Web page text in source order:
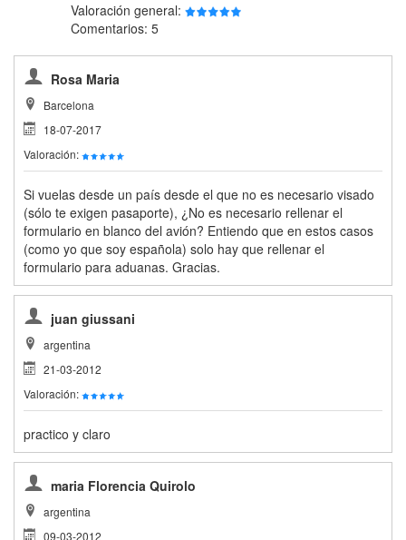
Valoración general:
Comentarios: 5
Rosa Maria
Barcelona
18-07-2017
Valoración:
Si vuelas desde un país desde el que no es necesario visado
(sólo te exigen pasaporte), ¿No es necesario rellenar el
formulario en blanco del avión? Entiendo que en estos casos
(como yo que soy española) solo hay que rellenar el
formulario para aduanas. Gracias.
juan giussani
argentina
21-03-2012
Valoración:
practico y claro
maria Florencia Quirolo
argentina
09-03-2012